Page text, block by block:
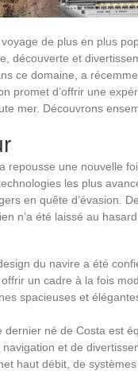
de plus en plus
découverte et
ce domaine, a
promet d’offrir une
mer. Découvrons
repousse une nouvelle
les plus
en quête d’évasion.
n’a été laissé au
du navire a été
un cadre à la fois
spacieuses et
dernier né de Costa est
et de
haut débit, de